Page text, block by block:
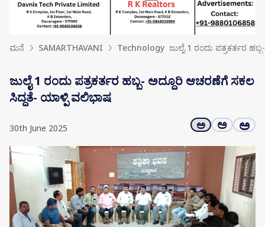
ಮನೆ SAMARTHAVANI Technology ಜುಲೈ 1 ರಂದು ಪತ್ರಕರ್ತರ
ಜುಲೈ 1 ರಂದು ಪತ್ರಕರ್ತರ ಹಬ್ಬ- ಅದ್ದೂರಿ ಆಚರಣೆಗೆ ಸಕಲ
ಸಿದ್ದತೆ- ಯಾಳ್ಪಿ ವಲಿಭಾಷ
30th June 2025 ಅ ಅ ಅ